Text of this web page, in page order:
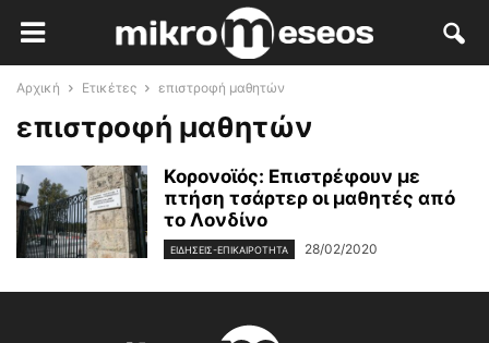
Αρχική Ετικέτες επιστροφή μαθητών
επιστροφή μαθητών
Κορονοϊός: Επιστρέφουν με
πτήση τσάρτερ οι μαθητές από
το Λονδίνο
ΕΙΔΉΣΕΙΣ-ΕΠΙΚΑΙΡΌΤΗΤΑ 28/02/2020